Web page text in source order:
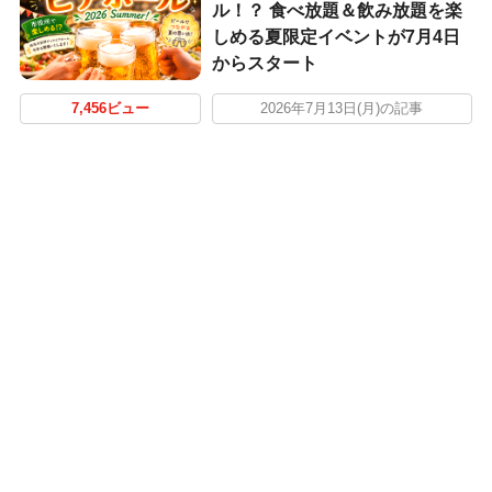
ル！？ 食べ放題＆飲み放題を楽
しめる夏限定イベントが7月4日
からスタート
7,456ビュー 2026年7月13日(月)の記事